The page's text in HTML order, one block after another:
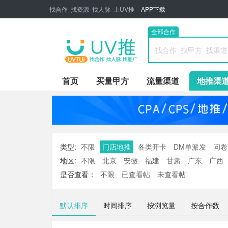
找合作 找资源 找人脉 上UV推 APP下载
全部合作
首页 买量甲方 流量渠道 地推渠
类型: 不限 门店地推 各类开卡 DM单派发
问
地区: 不限 北京 安徽 福建 甘肃 广东
广西
山西
陕西 上海 四川 天津 西藏
是否查看： 不限 已查看帖 未查看帖
默认排序 时间排序 按浏览量 按合作数